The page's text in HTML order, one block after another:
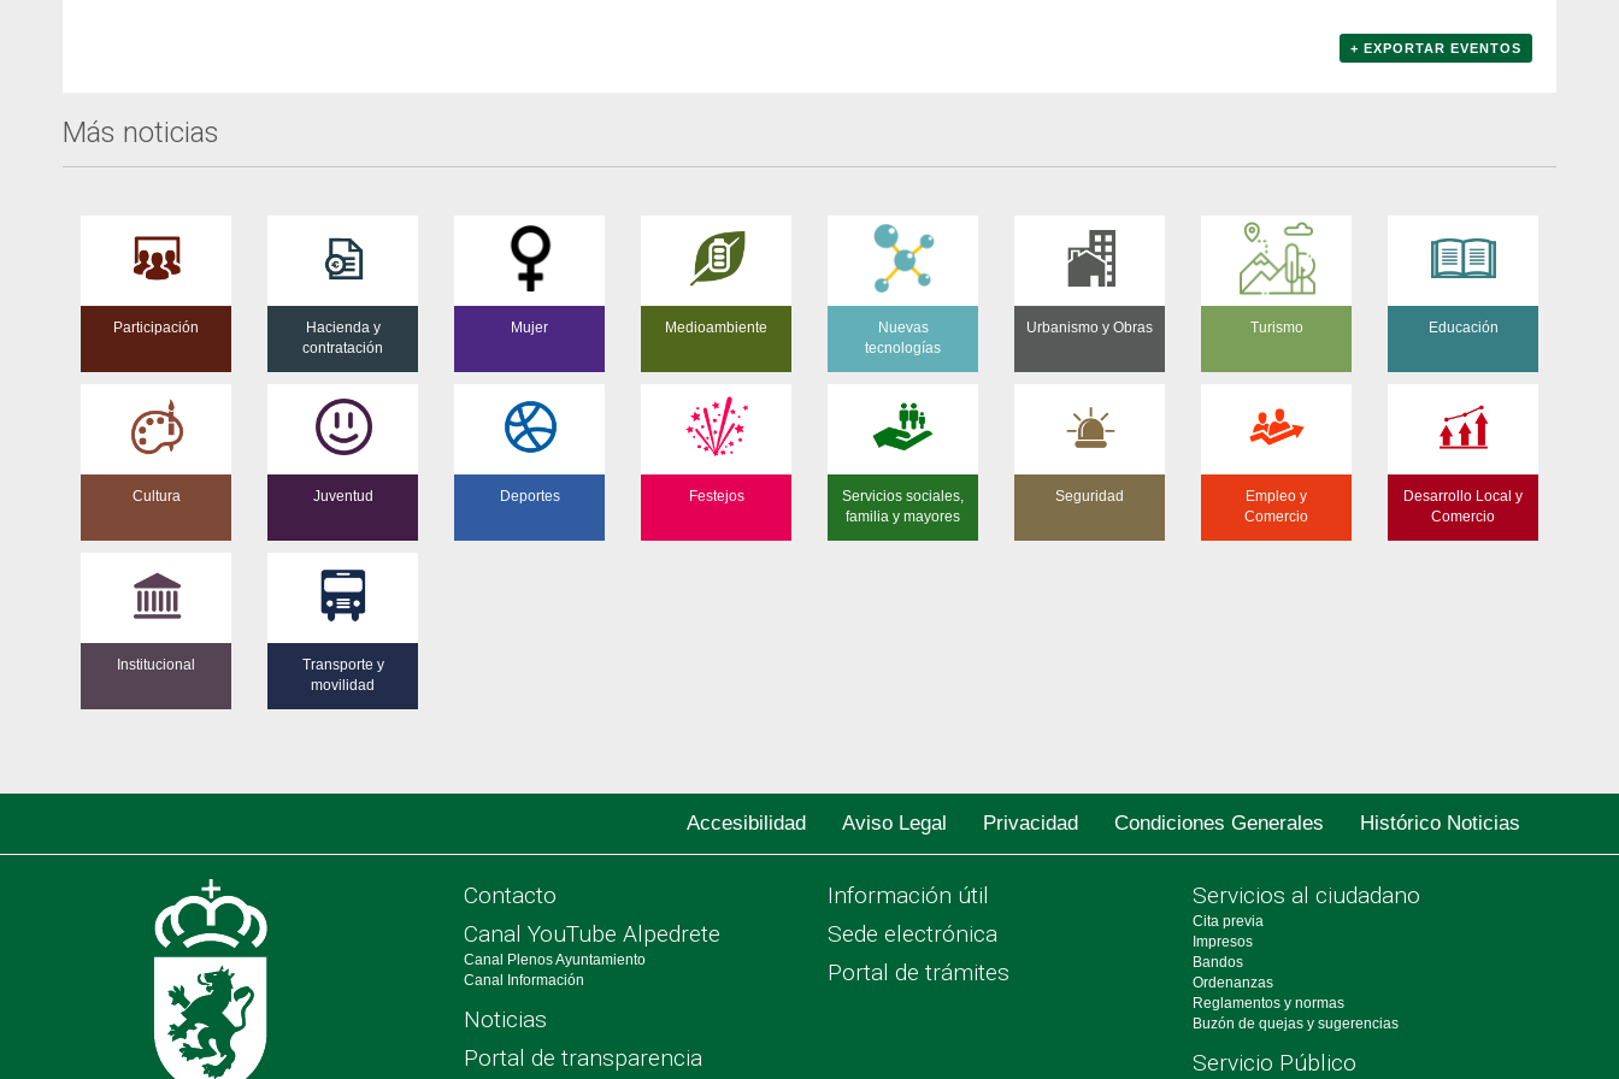
+ EXPORTAR EVENTOS
Más noticias
Participación
Hacienda y
contratación
Mujer Medioambiente
Nuevas
tecnologías
Urbanismo y Obras Turismo Educación
Cultura Juventud Deportes Festejos
Servicios sociales,
familia y mayores
Seguridad
Empleo y
Comercio
Desarrollo Local y
Comercio
Institucional
Transporte y
movilidad
Accesibilidad Aviso Legal Privacidad Condiciones Generales Histórico Noticias
Contacto
Canal YouTube Alpedrete
Canal Plenos Ayuntamiento
Canal Información
Noticias
Portal de transparencia
Información útil
Sede electrónica
Portal de trámites
Servicios al ciudadano
Cita previa
Impresos
Bandos
Ordenanzas
Reglamentos y normas
Buzón de quejas y sugerencias
Servicio Público